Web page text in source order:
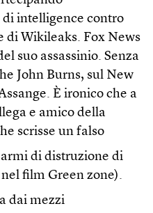
di intelligence contro
di Wikileaks. Fox News
suo assassinio. Senza
John Burns, sul New
È ironico che a
e amico della
scrisse un falso
armi di distruzione di
film Green zone).
dai mezzi